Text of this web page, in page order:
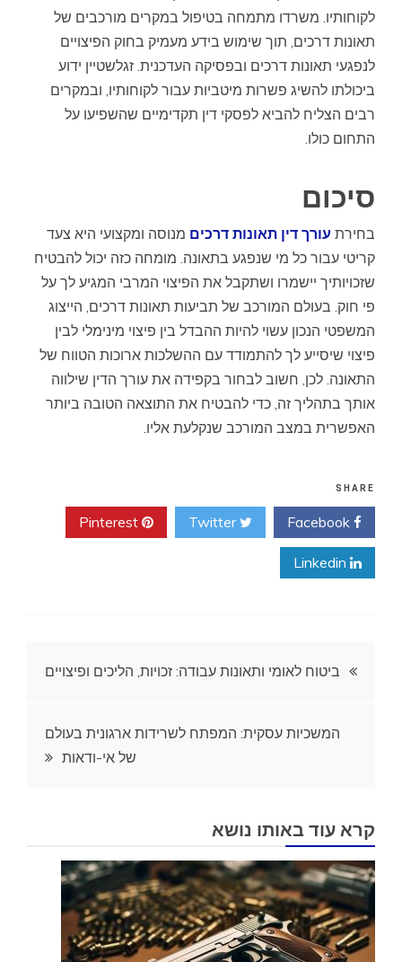
לקוחותיו. משרדו מתמחה בטיפול במקרים מורכבים של
תאונות דרכים, תוך שימוש בידע מעמיק בחוק הפיצויים
לנפגעי תאונות דרכים ובפסיקה העדכנית. זגלשטיין ידוע
ביכולתו להשיג פשרות מיטביות עבור לקוחותיו, ובמקרים
רבים הצליח להביא לפסקי דין תקדימיים שהשפיעו על
התחום כולו.
סיכום
בחירת עורך דין תאונות דרכים מנוסה ומקצועי היא צעד
קריטי עבור כל מי שנפגע בתאונה. מומחה כזה יכול להבטיח
שזכויותיך יישמרו ושתקבל את הפיצוי המרבי המגיע לך על
פי חוק. בעולם המורכב של תביעות תאונות דרכים, הייצוג
המשפטי הנכון עשוי להיות ההבדל בין פיצוי מינימלי לבין
פיצוי שיסייע לך להתמודד עם ההשלכות ארוכות הטווח של
התאונה. לכן, חשוב לבחור בקפידה את עורך הדין שילווה
אותך בתהליך זה, כדי להבטיח את התוצאה הטובה ביותר
האפשרית במצב המורכב שנקלעת אליו.
SHARE
Twitter
ניווטביטוח לאומי ותאונות עבודה: זכויות, הליכים ופיצויים
המשכיות עסקית: המפתח לשרידות ארגונית בעולם
של אי-ודאות
קרא עוד באותו נושא